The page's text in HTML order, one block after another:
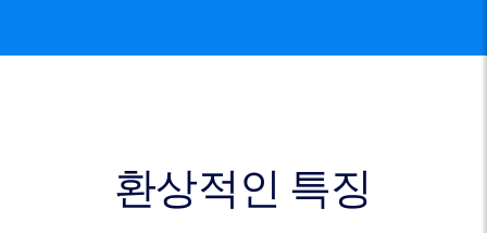
환상적인 특징